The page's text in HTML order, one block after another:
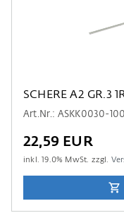
SCHERE A2 GR.3
Art.Nr.: ASKK0030-
22,59 EUR
inkl.19.0% MwSt. zzgl.